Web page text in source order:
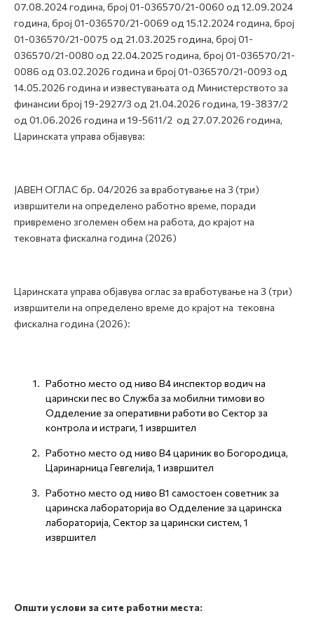
07.08.2024 година, број 01-036570/21-0060 од 12.09.2024
година, број 01-036570/21-0069 од 15.12.2024 година, број
01-036570/21-0075 од 21.03.2025 година, број 01-
036570/21-0080 од 22.04.2025 година, број 01-036570/21-
0086 од 03.02.2026 година и број 01-036570/21-0093 од
14.05.2026 година и известувањата од Министерството за
финансии број 19-2927/3 од 21.04.2026 година, 19-3837/2
од 01.06.2026 година и 19-5611/2 од 27.07.2026 година,
Царинската управа објавува:
ЈАВЕН ОГЛАС бр. 04/2026 за вработување на 3 (три)
извршители на определено работно време, поради
привремено зголемен обем на работа, до крајот на
тековната фискална година (2026)
Царинската управа објавува оглас за вработување на 3 (три)
извршители на определено време до крајот на тековна
фискална година (2026):
Работно место од ниво В4 инспектор водич на
царински пес во Служба за мобилни тимови во
Одделение за оперативни работи во Сектор за
контрола и истраги, 1 извршител
Работно место од ниво В4 цариник во Богородица,
Царинарница Гевгелија, 1 извршител
Работно место од ниво В1 самостоен советник за
царинска лабораторија во Одделение за царинска
лабораторија, Сектор за царински систем, 1
извршител
Општи услови за сите работни места: